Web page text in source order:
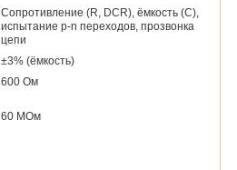
Сопротивление (R, DCR), ёмкость (C),
испытание p-n переходов, прозвонка
цепи
±3% (ёмкость)
600 Ом
60 МОм